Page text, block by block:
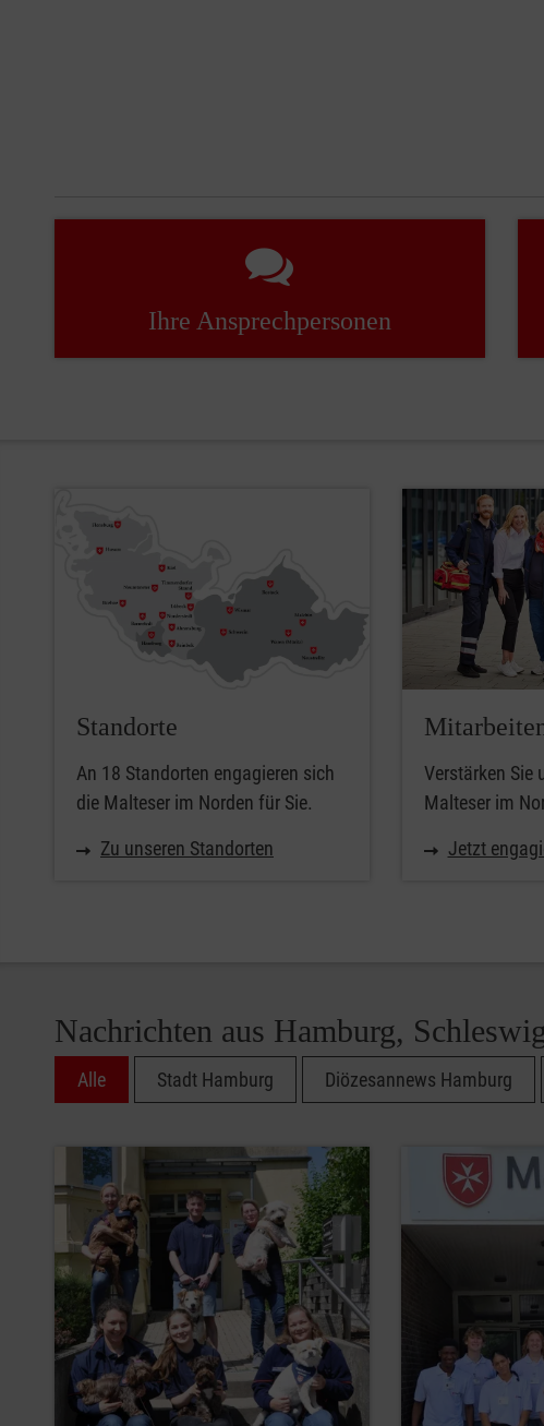
Ihre Ansprechpersonen
Standorte
An 18 Standorten engagieren sich
die Malteser im Norden für Sie.
Zu unseren Standorten
Verstärken Sie
Malteser im
Jetzt
Nachrichten aus Hamburg,
Alle Stadt Hamburg Diözesannews Hamburg